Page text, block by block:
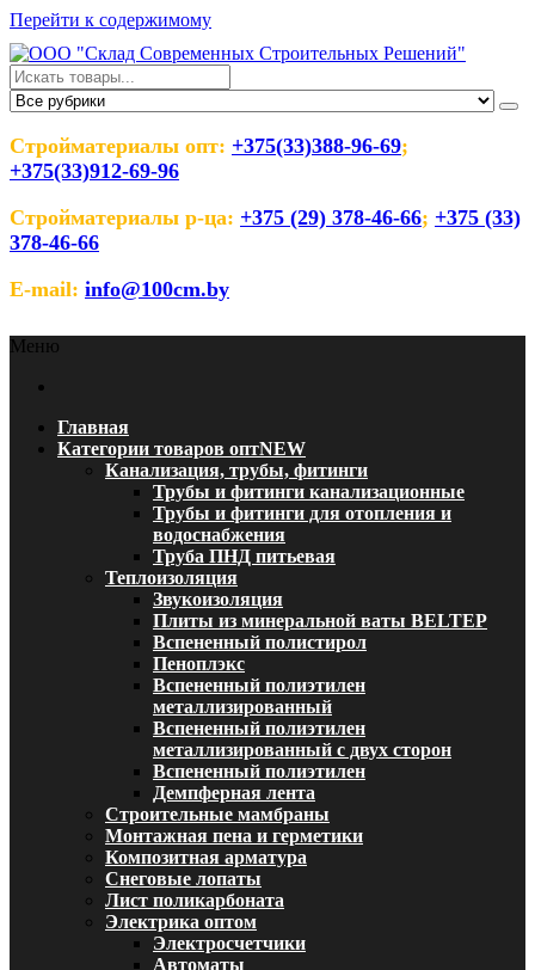
Перейти к содержимому
ООО "Склад Современных
Строительных Решений"
Оптовый магазин строительных материалов
Стройматериалы опт: +375(33)388-96-69;
+375(33)912-69-96
Стройматериалы р-ца: +375 (29) 378-46-66; +375 (33)
378-46-66
E-mail: info@100cm.by
Меню
Главная
Категории товаров оптNEW
Канализация, трубы, фитинги
Трубы и фитинги канализационные
Трубы и фитинги для отопления и
водоснабжения
Труба ПНД питьевая
Теплоизоляция
Звукоизоляция
Плиты из минеральной ваты BELTEP
Вспененный полистирол
Пеноплэкс
Вспененный полиэтилен
металлизированный
Вспененный полиэтилен
металлизированный с двух сторон
Вспененный полиэтилен
Демпферная лента
Строительные мамбраны
Монтажная пена и герметики
Композитная арматура
Снеговые лопаты
Лист поликарбоната
Электрика оптом
Электросчетчики
Автоматы